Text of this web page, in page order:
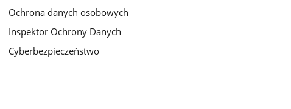
Ochrona danych osobowych
Inspektor Ochrony Danych
Cyberbezpieczeństwo